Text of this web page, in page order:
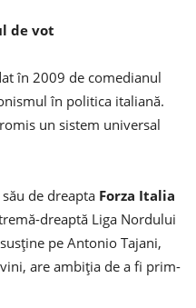
de vot
în 2009 de comedianul
în politica italiană.
un sistem universal
de dreapta Forza Italia
dreaptă Liga Nordului
pe Antonio Tajani,
are ambiția de a fi prim-